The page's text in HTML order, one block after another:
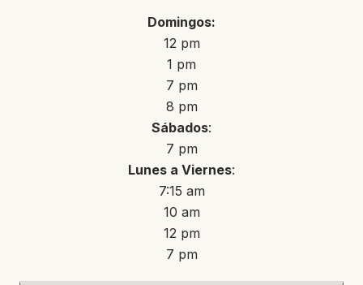
Domingos:
12 pm
1 pm
7 pm
8 pm
Sábados:
7 pm
Lunes a Viernes:
7:15 am
10 am
12 pm
7 pm